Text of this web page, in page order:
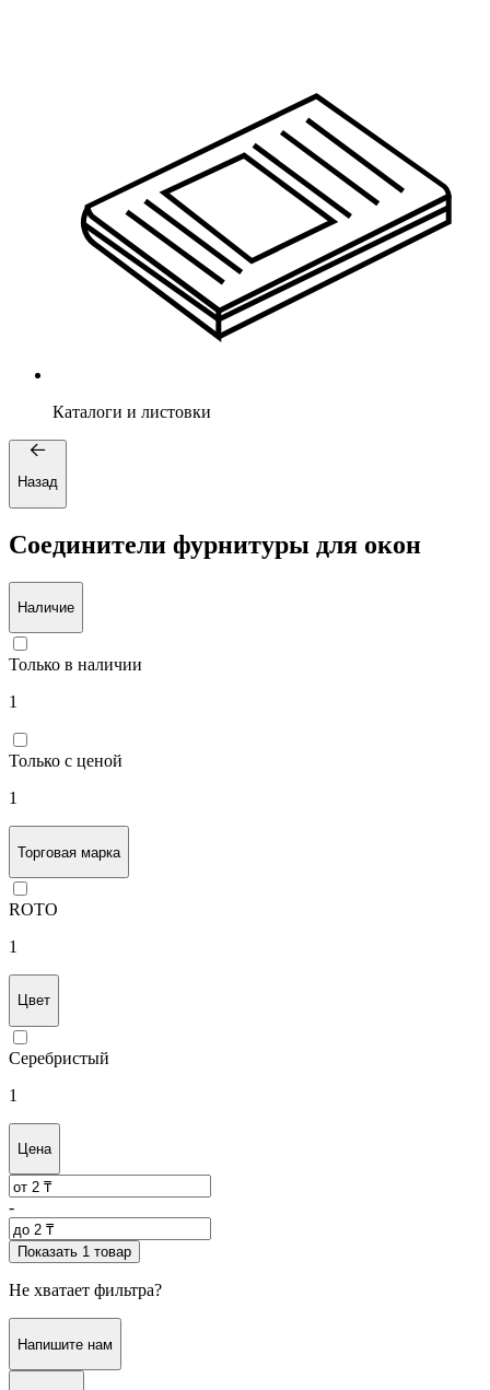
Каталоги и листовки
Назад
Соединители фурнитуры для окон
Наличие
Только в наличии
1
Только с ценой
1
Торговая марка
ROTO
1
Цвет
Серебристый
1
Цена
-
Показать 1 товар
Не хватает фильтра?
Напишите нам